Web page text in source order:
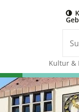
Kultur &